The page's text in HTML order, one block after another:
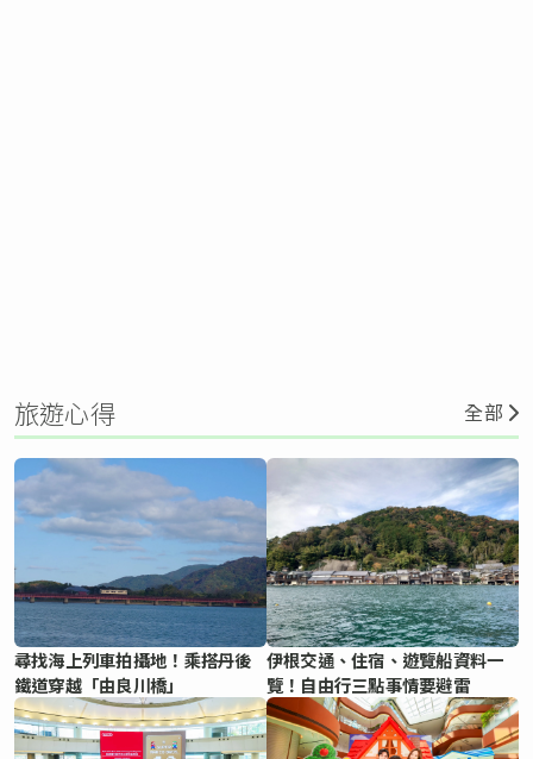
旅遊心得 全部
尋找海上列車拍攝地！乘搭丹後
鐵道穿越「由良川橋」
伊根交通、住宿、遊覽船資料一
覽！自由行三點事情要避雷